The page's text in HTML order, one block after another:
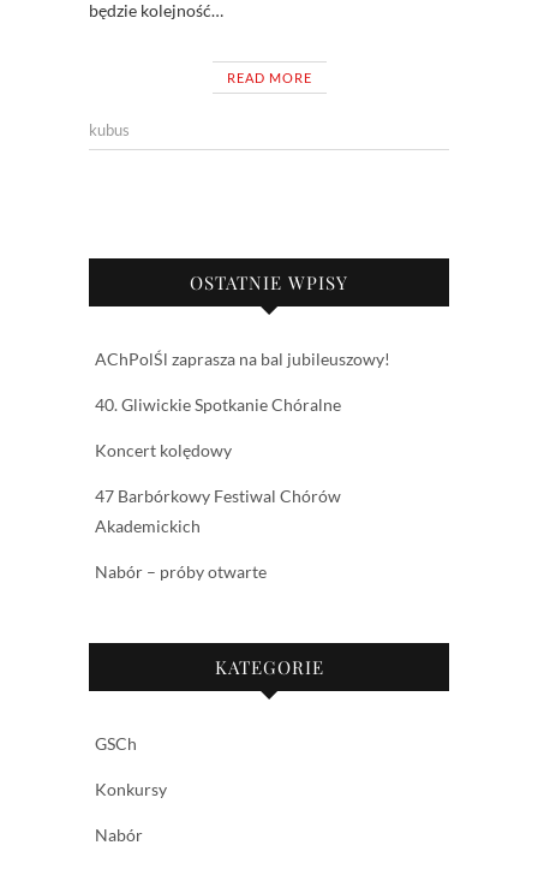
będzie kolejność…
READ MORE
kubus
OSTATNIE WPISY
AChPolŚl zaprasza na bal jubileuszowy!
40. Gliwickie Spotkanie Chóralne
Koncert kolędowy
47 Barbórkowy Festiwal Chórów
Akademickich
Nabór – próby otwarte
KATEGORIE
GSCh
Konkursy
Nabór